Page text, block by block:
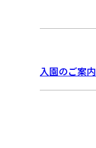
入園のご案内